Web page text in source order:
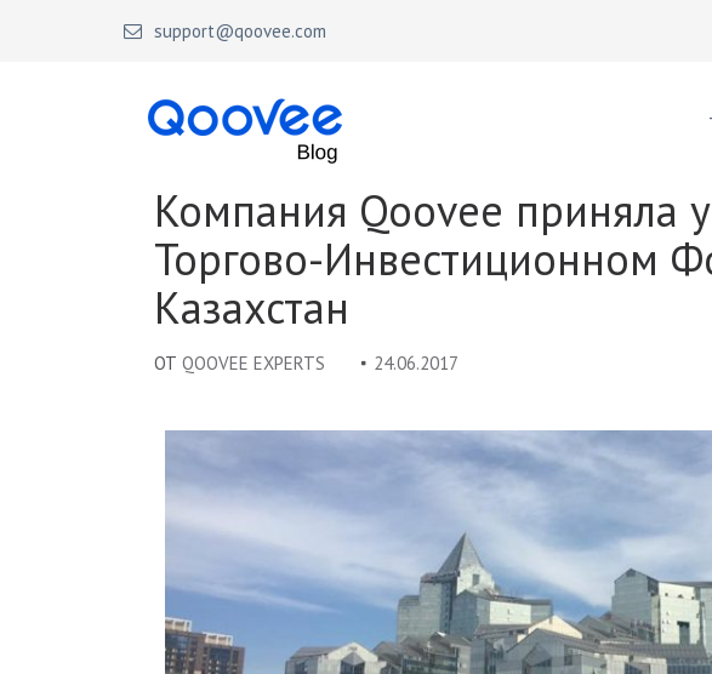
support@qoovee.com
Qoovee Blog
Компания Qoovee приняла
Торгово-Инвестиционном
Казахстан
ОТ QOOVEE EXPERTS 24.06.2017